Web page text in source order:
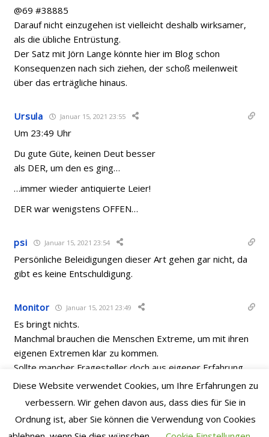
@69 #38885
Darauf nicht einzugehen ist vielleicht deshalb wirksamer,
als die übliche Entrüstung.
Der Satz mit Jörn Lange könnte hier im Blog schon
Konsequenzen nach sich ziehen, der schoß meilenweit
über das erträgliche hinaus.
Ursula Januar 15, 2021 23:55
Um 23:49 Uhr
Du gute Güte, keinen Deut besser
als DER, um den es ging…
…immer wieder antiquierte Leier!
DER war wenigstens OFFEN…
psi Januar 15, 2021 23:54
Persönliche Beleidigungen dieser Art gehen gar nicht, da
gibt es keine Entschuldigung.
Monitor Januar 15, 2021 23:49
Es bringt nichts.
Manchmal brauchen die Menschen Extreme, um mit ihren
eigenen Extremen klar zu kommen.
Sollte mancher Fragesteller doch aus eigener Erfahrung
wissen.
Ursula Januar 15, 2021 23:46
…warum nicht…???
Diese Website verwendet Cookies, um Ihre Erfahrungen zu
verbessern. Wir gehen davon aus, dass dies für Sie in
Ordnung ist, aber Sie können die Verwendung von Cookies